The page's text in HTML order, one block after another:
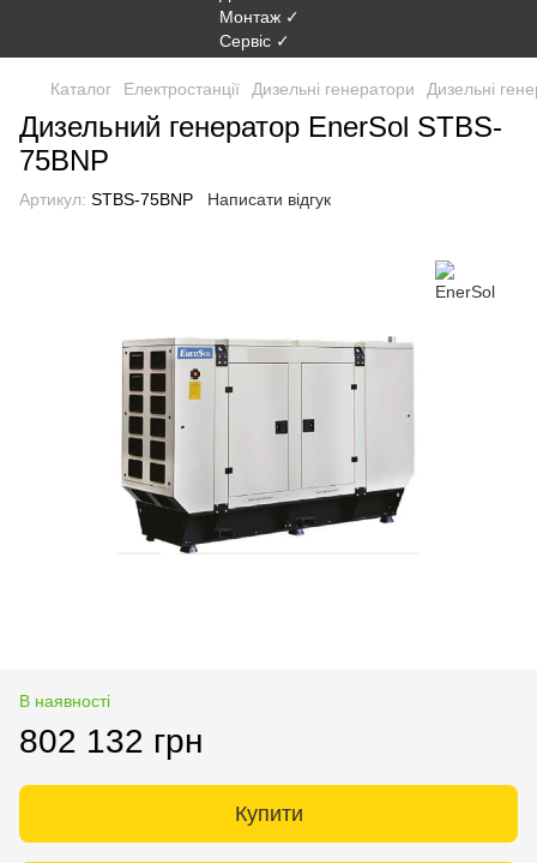
Каталог Електростанції Дизельні генератори Дизельні
Дизельний генератор EnerSol STBS-
75BNP
Артикул: STBS-75BNP Написати відгук
В наявності
802 132 грн
Купити